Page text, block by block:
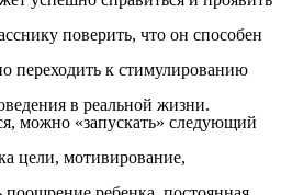
поверить, что он способен
переходить к стимулированию
в реальной жизни.
можно «запускать» следующий
цели, мотивирование,